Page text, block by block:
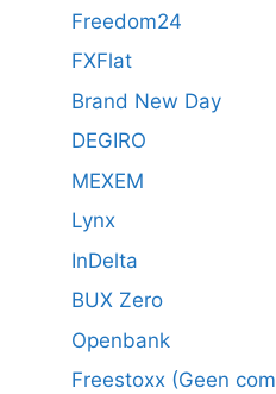
Freedom24
FXFlat
Brand New Day
DEGIRO
MEXEM
Lynx
InDelta
BUX Zero
Openbank
Freestoxx (Geen